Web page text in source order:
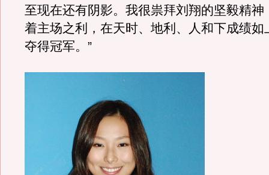
至现在还有阴影。我很祟拜刘翔的坚毅精神
着主场之利，在天时、地利、人和下成绩
夺得冠军。”